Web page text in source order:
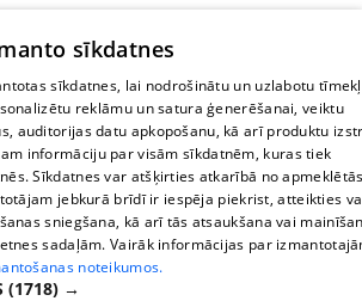
sīkdatnes
sīkdatnes, lai nodrošinātu un uzlabotu
reklāmu un satura ģenerēšanai, veiktu
auditorijas datu apkopošanu, kā arī produktu
informāciju par visām sīkdatnēm, kuras tiek
Sīkdatnes var atšķirties atkarībā no
jebkurā brīdī ir iespēja piekrist, atteikties
sniegšana, kā arī tās atsaukšana vai
sadaļām. Vairāk informācijas par
noteikumos.
(1718) →